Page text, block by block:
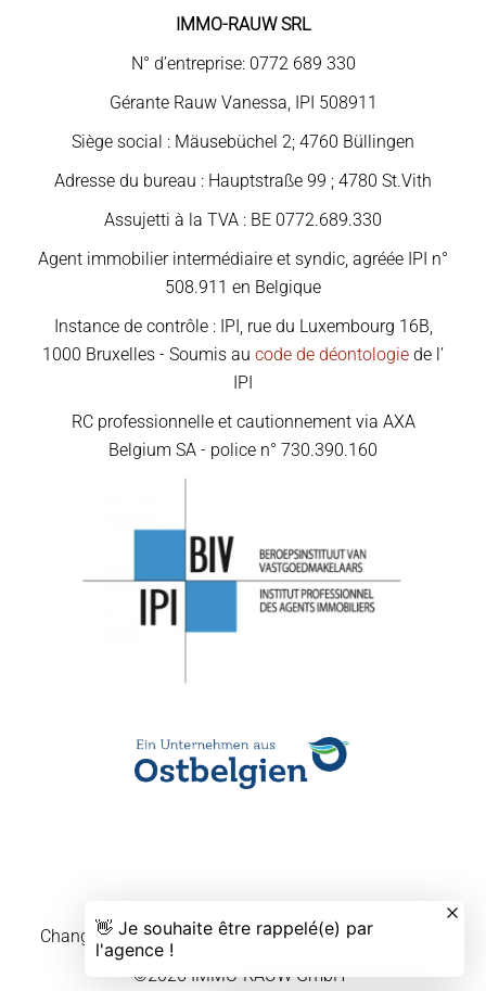
IMMO-RAUW SRL
N° d’entreprise: 0772 689 330
Gérante Rauw Vanessa, IPI 508911
Siège social : Mäusebüchel 2; 4760 Büllingen
Adresse du bureau : Hauptstraße 99 ; 4780 St.Vith
Assujetti à la TVA : BE 0772.689.330
Agent immobilier intermédiaire et syndic, agréée IPI n°
508.911 en Belgique
Instance de contrôle : IPI, rue du Luxembourg 16B,
1000 Bruxelles - Soumis au code de déontologie de l’
IPI
RC professionnelle et cautionnement via AXA
Belgium SA - police n° 730.390.160
Changer ses préférences cookies Design by
©2026 IMMO-RAUW GmbH